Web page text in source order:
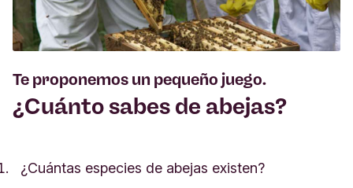
Te proponemos un pequeño juego.
¿Cuánto sabes de abejas?
¿Cuántas especies de abejas existen?